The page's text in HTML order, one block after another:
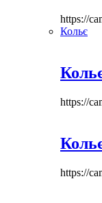
https://
Кольє
https://
https://